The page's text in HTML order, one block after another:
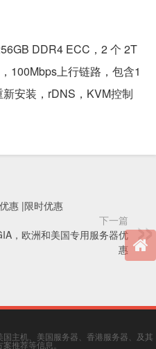
DDR4 ECC，2 个 2T
100Mbps上行链路，包含1
安装，rDNS，KVM控制
惠 |限时优惠
下一篇
，欧洲和美国专用服务器优
惠
主机、美国服务器、香港服务器、及其
推荐等信息。